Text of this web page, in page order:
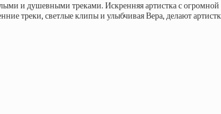
и душевными треками. Искренняя артистка с
треки, светлые клипы и улыбчивая Вера, делают